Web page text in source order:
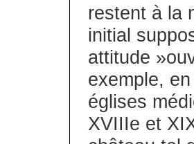
restent à la
initial
attitude
exemple,
églises
XVIIIe et